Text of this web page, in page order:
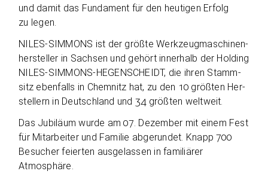
und damit das Fun­da­ment für den heu­ti­gen Erfolg
zu legen.
NILES-SIMMONS ist der größte Werk­zeug­ma­schi­nen­
her­stel­ler in Sach­sen und gehört inner­halb der Hol­ding
NILES-SIMMONS-HEGENSCHEIDT, die ihren Stamm­
sitz eben­falls in Chem­nitz hat, zu den 10 größ­ten Her­
stel­lern in Deutsch­land und 34 größ­ten weltweit.
Das Jubi­läum wurde am 07. Dezem­ber mit einem Fest
für Mit­ar­bei­ter und Fami­lie abge­run­det. Knapp 700
Besu­cher fei­er­ten aus­ge­las­sen in fami­liä­rer
Atmosphäre.